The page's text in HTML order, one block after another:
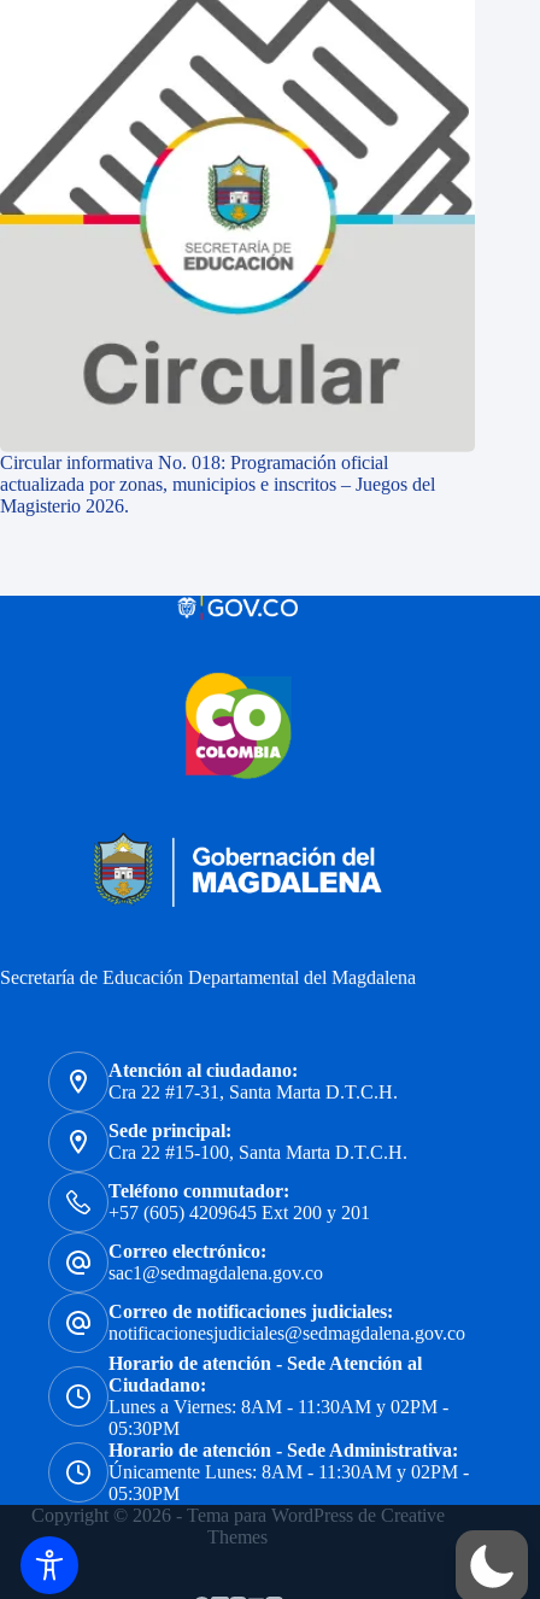
Circular informativa No. 018: Programación oficial
actualizada por zonas, municipios e inscritos – Juegos del
Magisterio 2026.
Secretaría de Educación Departamental del Magdalena
Atención al ciudadano:
Cra 22 #17-31, Santa Marta D.T.C.H.
Sede principal:
Cra 22 #15-100, Santa Marta D.T.C.H.
Teléfono conmutador:
+57 (605) 4209645 Ext 200 y 201
Correo electrónico:
sac1@sedmagdalena.gov.co
Correo de notificaciones judiciales:
notificacionesjudiciales@sedmagdalena.gov.co
Horario de atención - Sede Atención al
Ciudadano:
Lunes a Viernes: 8AM - 11:30AM y 02PM -
05:30PM
Horario de atención - Sede Administrativa:
Únicamente Lunes: 8AM - 11:30AM y 02PM -
05:30PM
Copyright © 2026 - Tema para WordPress de Creative
Themes